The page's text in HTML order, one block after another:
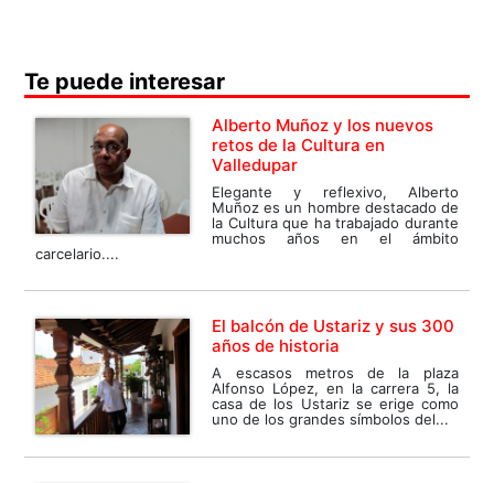
Te puede interesar
Alberto Muñoz y los nuevos
retos de la Cultura en
Valledupar
Elegante y reflexivo, Alberto
Muñoz es un hombre destacado de
la Cultura que ha trabajado durante
muchos años en el ámbito
carcelario....
El balcón de Ustariz y sus 300
años de historia
A escasos metros de la plaza
Alfonso López, en la carrera 5, la
casa de los Ustariz se erige como
uno de los grandes símbolos del...